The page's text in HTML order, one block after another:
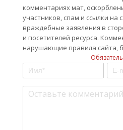
комментариях мат,
участников, спам и ссылки на
враждебные заявления в
и посетителей ресурса.
нарушающие правила сайта,